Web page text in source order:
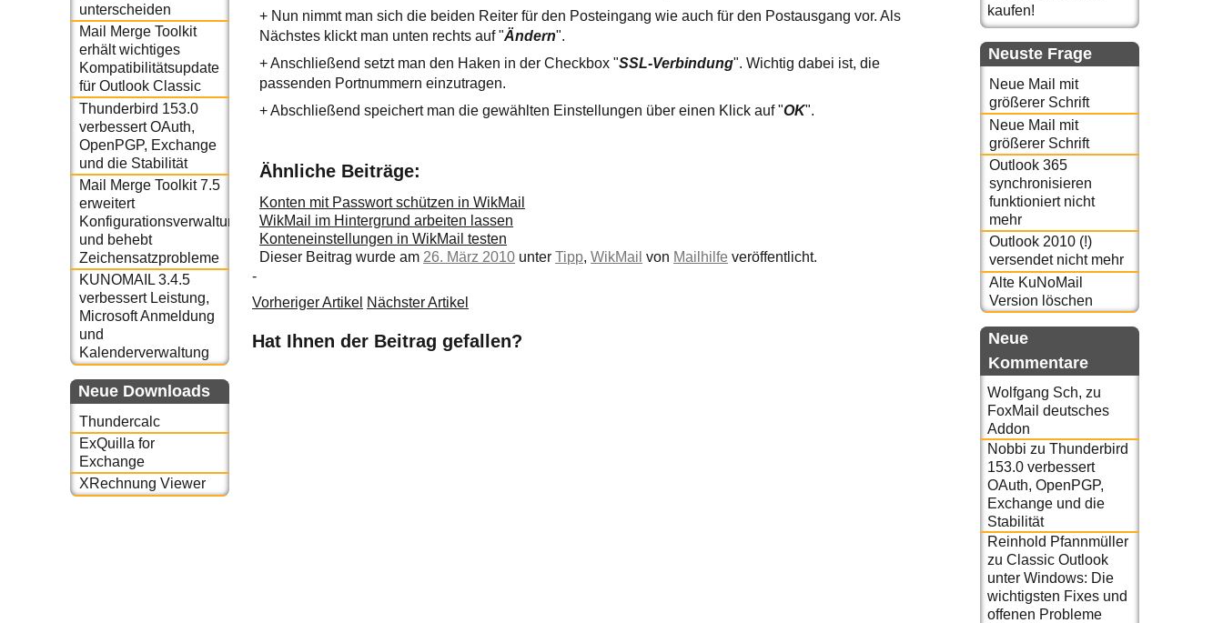
unterscheiden
Mail Merge Toolkit
erhält wichtiges
Kompatibilitätsupdate
für Outlook Classic
Thunderbird 153.0
verbessert OAuth,
OpenPGP, Exchange
und die Stabilität
Mail Merge Toolkit 7.5
erweitert
Konfigurationsverwaltung
und behebt
Zeichensatzprobleme
KUNOMAIL 3.4.5
verbessert Leistung,
Microsoft Anmeldung
und
Kalenderverwaltung
Neue Downloads
Thundercalc
ExQuilla for
Exchange
XRechnung Viewer
+ Nun nimmt man sich die beiden Reiter für den Posteingang wie auch für den Postausgang vor. Als
Nächstes klickt man unten rechts auf "Ändern".
+ Anschließend setzt man den Haken in der Checkbox "SSL-Verbindung". Wichtig dabei ist, die
passenden Portnummern einzutragen.
+ Abschließend speichert man die gewählten Einstellungen über einen Klick auf "OK".
Ähnliche Beiträge:
Konten mit Passwort schützen in WikMail
WikMail im Hintergrund arbeiten lassen
Konteneinstellungen in WikMail testen
Dieser Beitrag wurde am 26. März 2010 unterTipp,WikMail von Mailhilfe veröffentlicht.
-
Vorheriger Artikel Nächster Artikel
Hat Ihnen der Beitrag gefallen?
kaufen!
Neuste Frage
Neue Mail mit
größerer Schrift
Neue Mail mit
größerer Schrift
Outlook 365
synchronisieren
funktioniert nicht
mehr
Outlook 2010 (!)
versendet nicht mehr
Alte KuNoMail
Version löschen
Neue
Kommentare
Wolfgang Sch, zu
FoxMail deutsches
Addon
Nobbi zu Thunderbird
153.0 verbessert
OAuth, OpenPGP,
Exchange und die
Stabilität
Reinhold Pfannmüller
zu Classic Outlook
unter Windows: Die
wichtigsten Fixes und
offenen Probleme